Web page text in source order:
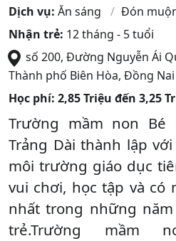
Dịch vụ: Ăn sáng Đón
Nhận trẻ: 12 tháng - 5 tuổi
số 200, Đường Nguyễn Ái
Thành phố Biên Hòa, Đồng Nai
Học phí: 2,85 Triệu đến 3,25
Trường mầm non Bé
Trảng Dài thành lập
môi trường giáo dục
vui chơi, học tập và có
nhất trong những
trẻ.Trường mầm